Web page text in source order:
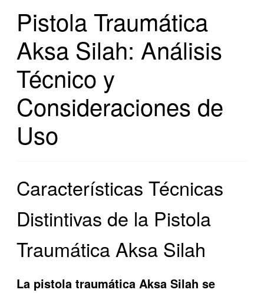
Pistola Traumática
Aksa Silah: Análisis
Técnico y
Consideraciones de
Uso
Características Técnicas
Distintivas de la Pistola
Traumática Aksa Silah
La pistola traumática Aksa Silah se